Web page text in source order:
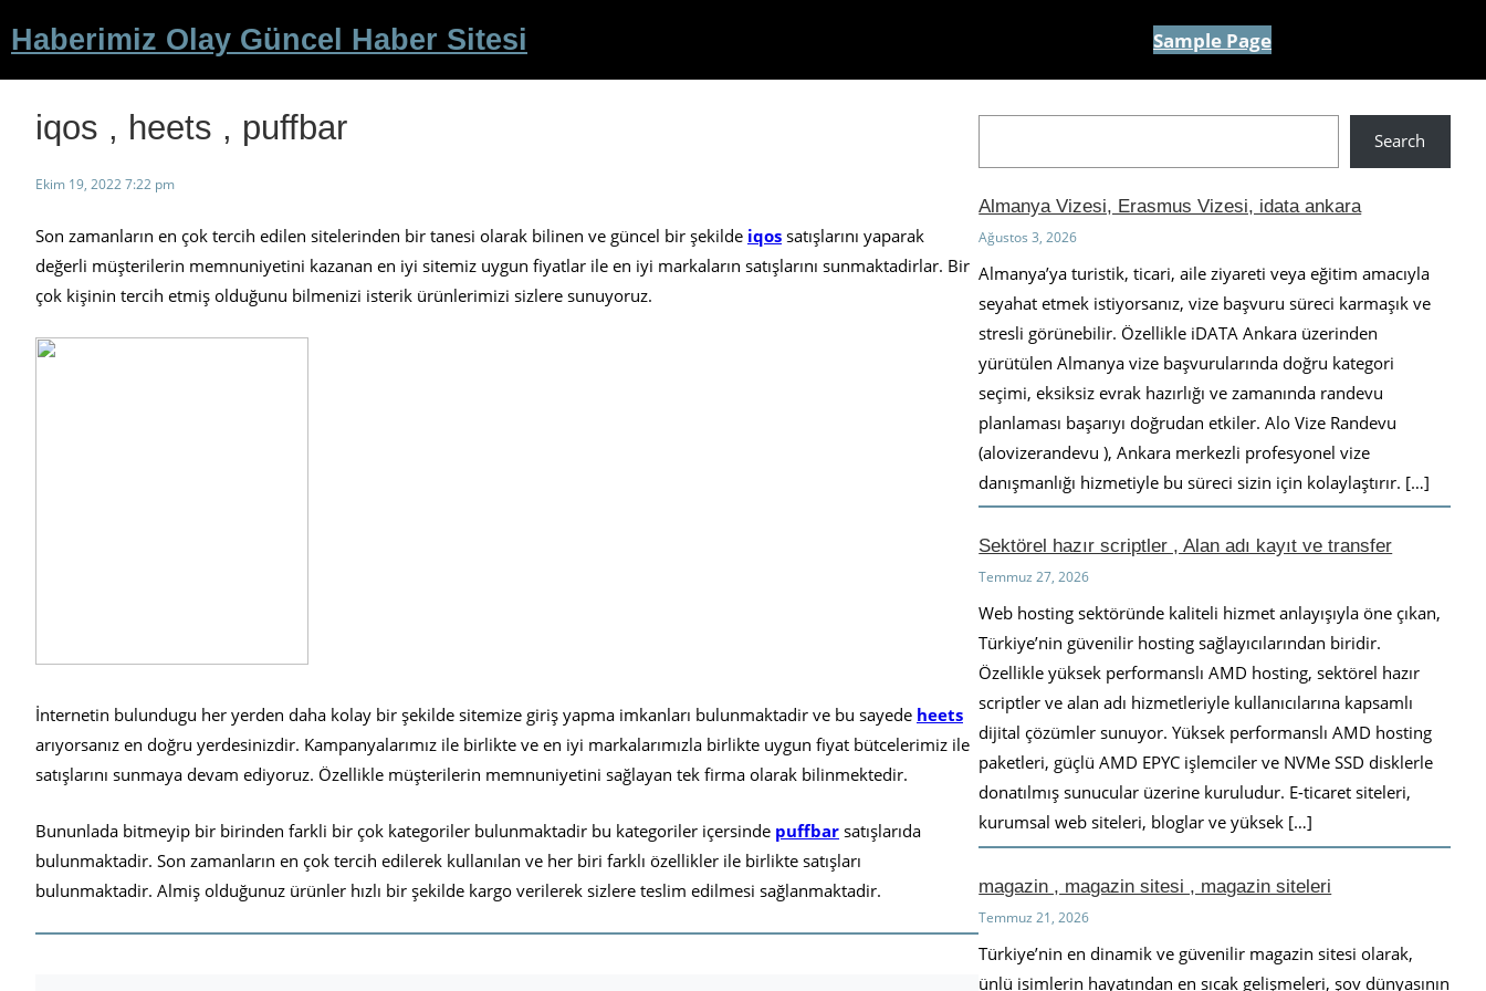
geçHaberimiz Olay Güncel Haber Sitesi Sample Page
iqos , heets , puffbar
Ekim 19, 2022 7:22 pm
Son zamanların en çok tercih edilen sitelerinden bir tanesi olarak bilinen ve güncel bir şekilde iqossatışlarını yaparak
değerli müşterilerin memnuniyetini kazanan en iyi sitemiz uygun fiyatlar ile en iyi markaların satışlarını sunmaktadirlar. Bir
çok kişinin tercih etmiş olduğunu bilmenizi isterik ürünlerimizi sizlere sunuyoruz.
İnternetin bulundugu her yerden daha kolay bir şekilde sitemize giriş yapma imkanları bulunmaktadir ve bu sayede heets
arıyorsanız en doğru yerdesinizdir. Kampanyalarımız ile birlikte ve en iyi markalarımızla birlikte uygun fiyat bütcelerimiz ile
satışlarını sunmaya devam ediyoruz. Özellikle müşterilerin memnuniyetini sağlayan tek firma olarak bilinmektedir.
Bununlada bitmeyip bir birinden farkli bir çok kategoriler bulunmaktadir bu kategoriler içersinde puffbarsatışlarıda
bulunmaktadir. Son zamanların en çok tercih edilerek kullanılan ve her biri farklı özellikler ile birlikte satışları
bulunmaktadir. Almiş olduğunuz ürünler hızlı bir şekilde kargo verilerek sizlere teslim edilmesi sağlanmaktadir.
Search
Almanya Vizesi, Erasmus Vizesi, idata ankara
Ağustos 3, 2026
Almanya’ya turistik, ticari, aile ziyareti veya eğitim amacıyla
seyahat etmek istiyorsanız, vize başvuru süreci karmaşık ve
stresli görünebilir. Özellikle iDATA Ankara üzerinden
yürütülen Almanya vize başvurularında doğru kategori
seçimi, eksiksiz evrak hazırlığı ve zamanında randevu
planlaması başarıyı doğrudan etkiler. Alo Vize Randevu
(alovizerandevu ), Ankara merkezli profesyonel vize
danışmanlığı hizmetiyle bu süreci sizin için kolaylaştırır. […]
Sektörel hazır scriptler , Alan adı kayıt ve transfer
Temmuz 27, 2026
Web hosting sektöründe kaliteli hizmet anlayışıyla öne çıkan,
Türkiye’nin güvenilir hosting sağlayıcılarından biridir.
Özellikle yüksek performanslı AMD hosting, sektörel hazır
scriptler ve alan adı hizmetleriyle kullanıcılarına kapsamlı
dijital çözümler sunuyor. Yüksek performanslı AMD hosting
paketleri, güçlü AMD EPYC işlemciler ve NVMe SSD disklerle
donatılmış sunucular üzerine kuruludur. E-ticaret siteleri,
kurumsal web siteleri, bloglar ve yüksek […]
magazin , magazin sitesi , magazin siteleri
Temmuz 21, 2026
Türkiye’nin en dinamik ve güvenilir magazin sitesi olarak,
ünlü isimlerin hayatından en sıcak gelişmeleri, şov dünyasının